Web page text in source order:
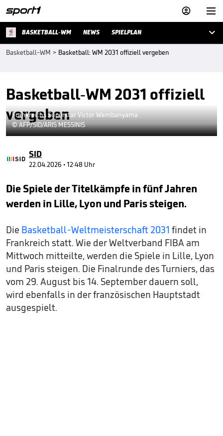


BASKETBALL-WM NEWS SPIELPLAN 
Basketball-WM > Basketball: WM 2031 offiziell vergeben
Basketball-WM 2031 offiziell
vergeben
Frankreichs Superstar Victor Wembanyama
© AFP/SID/ARIS MESSINIS
SID
22.04.2026 • 12:48 Uhr
Die Spiele der Titelkämpfe in fünf Jahren
werden in Lille, Lyon und Paris steigen.
Die Basketball-Weltmeisterschaft 2031 findet in
Frankreich statt. Wie der Weltverband FIBA am
Mittwoch mitteilte, werden die Spiele in Lille, Lyon
und Paris steigen. Die Finalrunde des Turniers, das
vom 29. August bis 14. September dauern soll,
wird ebenfalls in der französischen Hauptstadt
ausgespielt.